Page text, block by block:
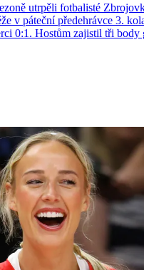
utrpěli fotbalisté
v páteční předehrávce 3.
0:1. Hostům zajistil tři body